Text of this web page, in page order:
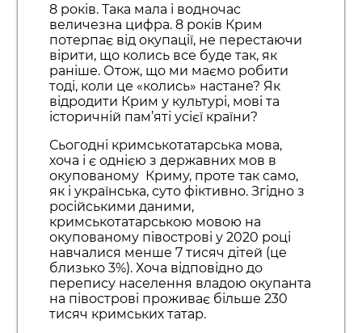
8 років. Така мала і водночас
величезна цифра. 8 років Крим
потерпає від окупації, не перестаючи
вірити, що колись все буде так, як
раніше. Отож, що ми маємо робити
тоді, коли це «колись» настане? Як
відродити Крим у культурі, мові та
історичній пам’яті усієї країни?
Сьогодні кримськотатарська мова,
хоча і є однією з державних мов в
окупованому Криму, проте так само,
як і українська, суто фіктивно. Згідно з
російськими даними,
кримськотатарською мовою на
окупованому півострові у 2020 році
навчалися менше 7 тисяч дітей (це
близько 3%). Хоча відповідно до
перепису населення владою окупанта
на півострові проживає більше 230
тисяч кримських татар.